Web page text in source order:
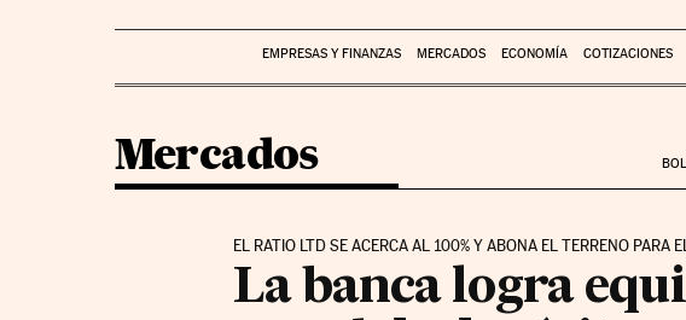
EMPRESAS Y FINANZAS MERCADOS ECONOMÍA COTIZACIONES
Mercados
EL RATIO LTD SE ACERCA AL 100% Y ABONA EL TERRENO PARA
La banca logra